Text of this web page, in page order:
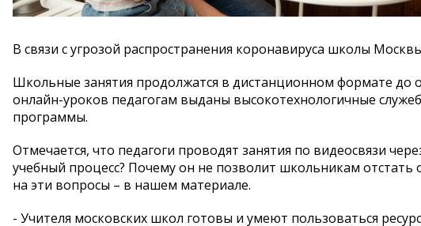
В связи с угрозой распространения коронавируса школы
Школьные занятия продолжатся в дистанционном формате
онлайн-уроков педагогам выданы высокотехнологичные
программы.
Отмечается, что педагоги проводят занятия по видеосвязи
учебный процесс? Почему он не позволит школьникам
на эти вопросы – в нашем материале.
- Учителя московских школ готовы и умеют пользоваться